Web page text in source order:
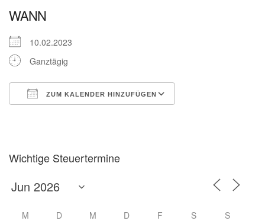
WANN
10.02.2023
Ganztägig
ZUM KALENDER HINZUFÜGEN
Wichtige Steuertermine
M D M D F S S